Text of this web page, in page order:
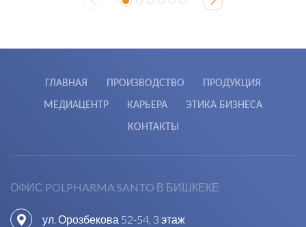
ГЛАВНАЯ ПРОИЗВОДСТВО
ПРОДУКЦИЯ
МЕДИАЦЕНТР
КАРЬЕРА
ЭТИКА БИЗНЕСА
КОНТАКТЫ
ОФИС POLPHARMA SANTO В БИШКЕКЕ
ул. Орозбекова 52-54, 3 этаж